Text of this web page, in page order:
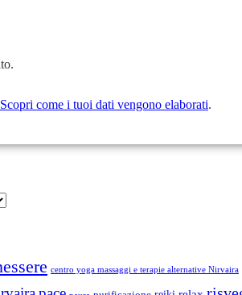
Scopri come i tuoi dati vengono elaborati.
centro yoga massaggi e terapie alternative Nirvaira